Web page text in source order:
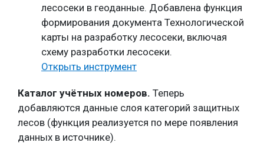
лесосеки в геоданные. Добавлена функция
формирования документа Технологической
карты на разработку лесосеки, включая
схему разработки лесосеки.
Открыть инструмент
Каталог учётных номеров. Теперь
добавляются данные слоя категорий защитных
лесов (функция реализуется по мере появления
данных в источнике).